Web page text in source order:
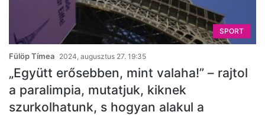
SPORT
Fülöp Tímea 2024, augusztus 27. 19:35
„Együtt erősebben, mint valaha!” – rajtol
a paralimpia, mutatjuk, kiknek
szurkolhatunk, s hogyan alakul a